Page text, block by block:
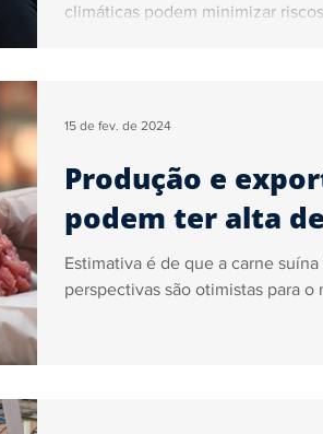
climáticas podem
Produção e
podem ter alta
Estimativa é de que a carne
perspectivas são otimistas para
15 de fev. de 2024